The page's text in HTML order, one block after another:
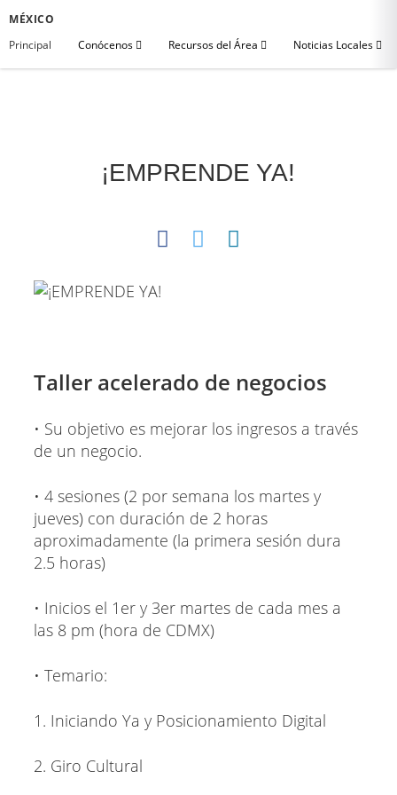
MÉXICO
Principal
Conócenos Recursos del Área Noticias Locales
¡EMPRENDE YA!
Taller acelerado de negocios
• Su objetivo es mejorar los ingresos a través
de un negocio.
• 4 sesiones (2 por semana los martes y
jueves) con duración de 2 horas
aproximadamente (la primera sesión dura
2.5 horas)
• Inicios el 1er y 3er martes de cada mes a
las 8 pm (hora de CDMX)
• Temario:
1. Iniciando Ya y Posicionamiento Digital
2. Giro Cultural